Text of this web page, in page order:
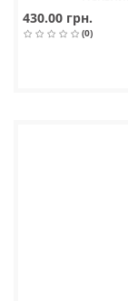
430.00 грн.
(0)